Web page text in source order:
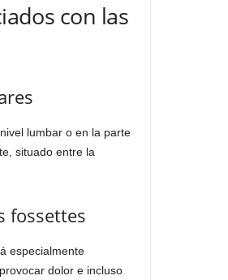
con las
lumbar o en la parte
situado entre la
fossettes
especialmente
dolor e incluso